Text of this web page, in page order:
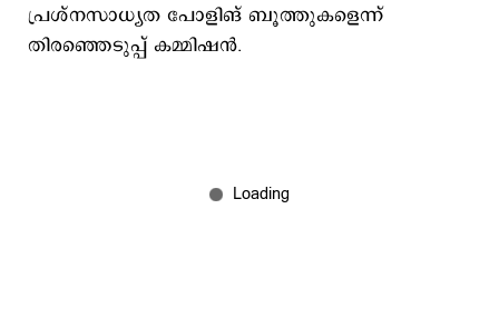
പ്രശ്നസാധ്യത പോളിങ് ബൂത്തുകളെന്ന്
തിരഞ്ഞെടുപ്പ് കമ്മിഷന്‍.